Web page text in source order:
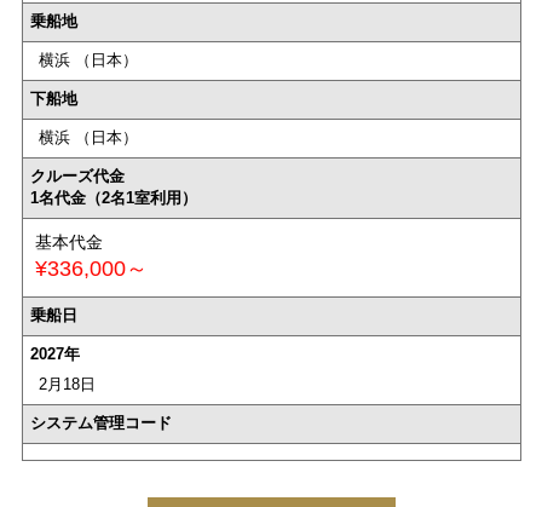
乗船地
横浜 （日本）
下船地
横浜 （日本）
クルーズ代金
1名代金（2名1室利用）
基本代金
¥336,000～
乗船日
2027年
2月18日
システム管理コード